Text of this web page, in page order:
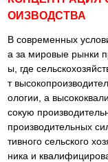
ОИЗВОДСТВА
В современных
а за мировые рынки
ы, где
т
ологии, а
сокую
производительных
тивного сельского
ника и